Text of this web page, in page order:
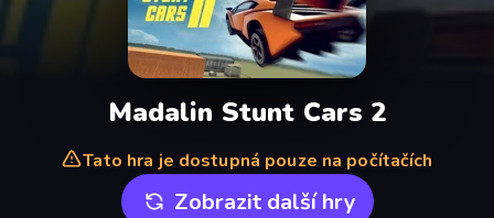
Madalin Stunt Cars 2
Tato hra je dostupná pouze na počítačích
Zobrazit další hry